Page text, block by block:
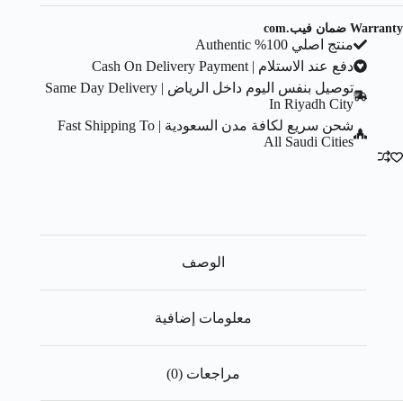
Warranty ضمان فيب.com
منتج اصلي 100% Authentic
دفع عند الاستلام | Cash On Delivery Payment
توصيل بنفس اليوم داخل الرياض | Same Day Delivery
In Riyadh City
شحن سريع لكافة مدن السعودية | Fast Shipping To
All Saudi Cities
الوصف
معلومات إضافية
مراجعات (0)